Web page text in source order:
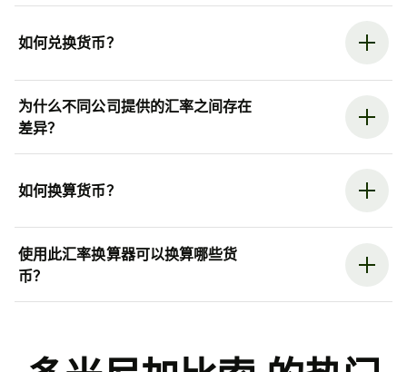
如何兑换货币？
为什么不同公司提供的汇率之间存在
差异？
如何换算货币？
使用此汇率换算器可以换算哪些货
币？